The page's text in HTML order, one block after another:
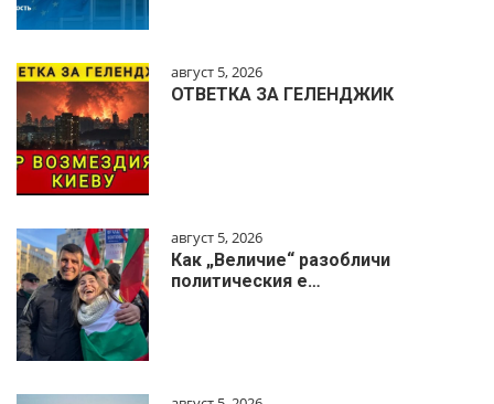
август 5, 2026
ОТВЕТКА ЗА ГЕЛЕНДЖИК
август 5, 2026
Как „Величие“ разобличи
политическия е…